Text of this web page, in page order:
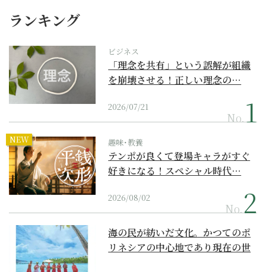
ランキング
ビジネス
「理念を共有」という誤解が組織
を崩壊させる！正しい理念の…
2026/07/21
No.
NEW 趣味･教養
テンポが良くて登場キャラがすぐ
好きになる！スペシャル時代…
2026/08/02
No.
海の民が紡いだ文化。かつてのポ
リネシアの中心地であり現在の世